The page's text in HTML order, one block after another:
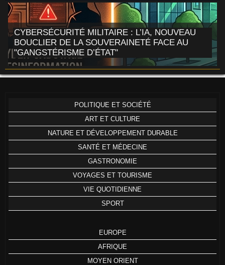
CYBERSÉCURITÉ MILITAIRE : L’IA, NOUVEAU
BOUCLIER DE LA SOUVERAINETÉ FACE AU
"GANGSTÉRISME D’ÉTAT"
POLITIQUE ET SOCIÉTÉ
ART ET CULTURE
NATURE ET DÉVELOPPEMENT DURABLE
SANTÉ ET MÉDECINE
GASTRONOMIE
VOYAGES ET TOURISME
VIE QUOTIDIENNE
SPORT
EUROPE
AFRIQUE
MOYEN ORIENT